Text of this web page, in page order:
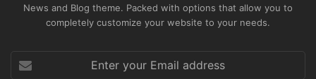
News and Blog theme. Packed with options that allow you to
completely customize your website to your needs.
your